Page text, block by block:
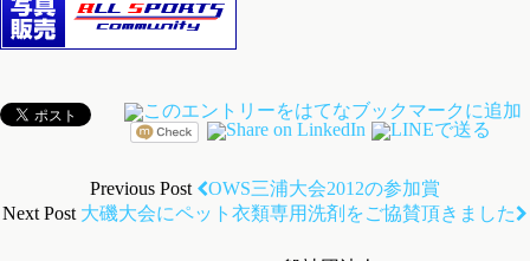
Previous Post
OWS三浦大会2012の参加賞
Next Post 大磯大会にペット衣類専用洗剤をご協賛頂きました